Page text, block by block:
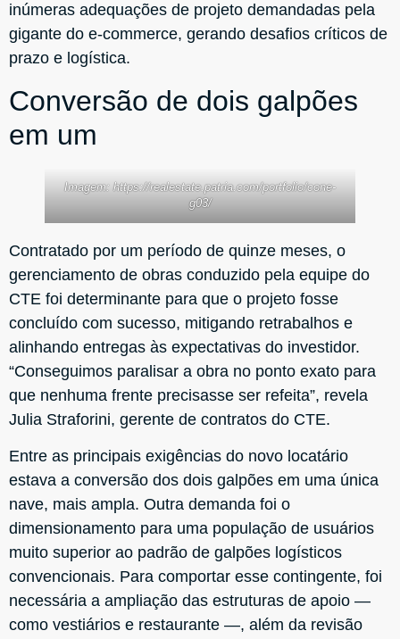
inúmeras adequações de projeto demandadas pela
gigante do e-commerce, gerando desafios críticos de
prazo e logística.
Conversão de dois galpões
em um
Imagem: https://realestate.patria.com/portfolio/cone-
g03/
Contratado por um período de quinze meses, o
gerenciamento de obras conduzido pela equipe do
CTE foi determinante para que o projeto fosse
concluído com sucesso, mitigando retrabalhos e
alinhando entregas às expectativas do investidor.
“Conseguimos paralisar a obra no ponto exato para
que nenhuma frente precisasse ser refeita”, revela
Julia Straforini, gerente de contratos do CTE.
Entre as principais exigências do novo locatário
estava a conversão dos dois galpões em uma única
nave, mais ampla. Outra demanda foi o
dimensionamento para uma população de usuários
muito superior ao padrão de galpões logísticos
convencionais. Para comportar esse contingente, foi
necessária a ampliação das estruturas de apoio —
como vestiários e restaurante —, além da revisão